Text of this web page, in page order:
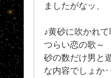
ましたがなッ、
♪黄砂に吹かれ
つらい恋の歌～
砂の数だけ男と
な内容でしょか･